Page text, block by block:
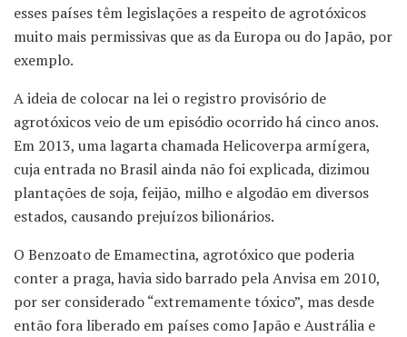
esses países têm legislações a respeito de agrotóxicos
muito mais permissivas que as da Europa ou do Japão, por
exemplo.
A ideia de colocar na lei o registro provisório de
agrotóxicos veio de um episódio ocorrido há cinco anos.
Em 2013, uma lagarta chamada Helicoverpa armígera,
cuja entrada no Brasil ainda não foi explicada, dizimou
plantações de soja, feijão, milho e algodão em diversos
estados, causando prejuízos bilionários.
O Benzoato de Emamectina, agrotóxico que poderia
conter a praga, havia sido barrado pela Anvisa em 2010,
por ser considerado “extremamente tóxico”, mas desde
então fora liberado em países como Japão e Austrália e